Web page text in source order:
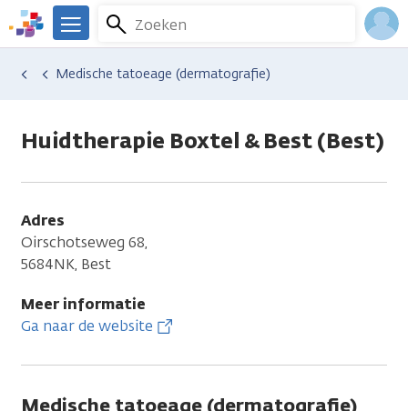
Overslaan
en
naar
We
er
Kanker.nl
Zoeken
Menu
Hulp en ondersteuning
Vind hulp bij kanker
Uiterlijke veranderingen
Huidproblemen
Medische tatoeage (dermatografie)
Huidtherapie Boxtel & Best (Best)
Adres
Oirschotseweg 68,
5684NK, Best
Meer informatie
Ga naar de website
Medische tatoeage (dermatografie)